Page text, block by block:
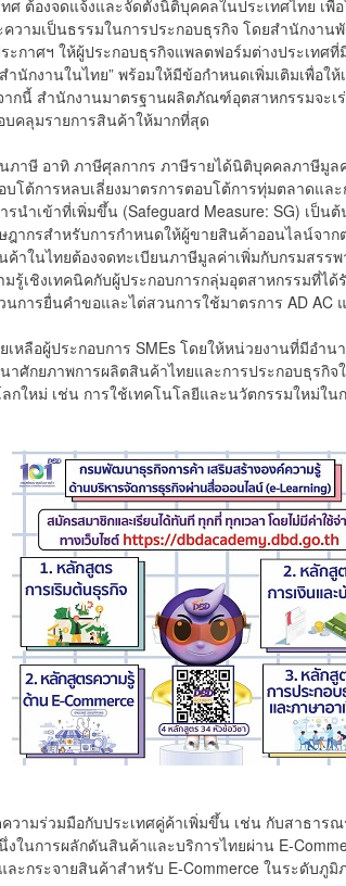
ศ ต้องจดแจ้งและจัดตั้งนิติบุคคลในประเทศไทย เพื่
วามเป็นธรรมในการประกอบธุรกิจ โดยสำนักงาน
ะกาศฯ ให้ผู้ประกอบธุรกิจแพลตฟอร์มต่างประเทศ
นักงานในไทย” พร้อมให้มีข้อกำหนดเพิ่มเติมเพื่อใ
ากนี้ สำนักงานมาตรฐานผลิตภัณฑ์อุตสาหกรรมจะเ
คลุมรายการสินค้าให้มากที่สุด
ภาษี อาทิ ภาษีศุลกากร ภาษีรายได้นิติบุคคลภาษีมู
บโต้การหลบเลี่ยงมาตรการตอบโต้การทุ่มตลาดแล
รนำเข้าที่เพิ่มขึ้น (Safeguard Measure: SG) เป็น
ฎากรสำหรับการกำหนดให้ผู้ขายสินค้าออนไลน์จา
าในไทยต้องจดทะเบียนภาษีมูลค่าเพิ่มกับกรมสรร
มรู้เชิงเทคนิคกับผู้ประกอบการกลุ่มอุตสาหกรรมที่ไ
การยื่นคำขอและไต่สวนการใช้มาตรการ AD AC
เหลือผู้ประกอบการ SMEs โดยให้หน่วยงานที่มีอำ
าศักยภาพการผลิตสินค้าไทยและการประกอบธุรกิจ
กใหม่ เช่น การใช้เทคโนโลยีและนวัตกรรมใหม่ใ
ความร่วมมือกับประเทศคู่ค้าเพิ่มขึ้น เช่น กับสาธา
งในการผลักดันสินค้าและบริการไทยผ่าน E-
ละกระจายสินค้าสำหรับ E-Commerce ในระดับภูมิ